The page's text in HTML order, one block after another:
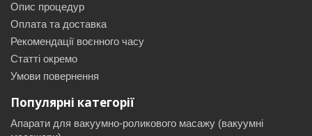
Опис процедур
Оплата та доставка
Рекомендації воєнного часу
Статті окремо
Умови повернення
Популярні категорії
Апарати для вакуумно-роликового масажу (вакуумні